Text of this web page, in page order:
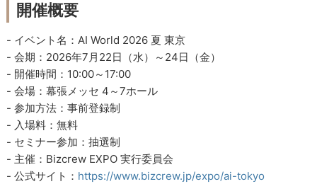
開催概要
- イベント名：AI World 2026 夏 東京
- 会期：2026年7月22日（水）～24日（金）
- 開催時間：10:00～17:00
- 会場：幕張メッセ 4～7ホール
- 参加方法：事前登録制
- 入場料：無料
- セミナー参加：抽選制
- 主催：Bizcrew EXPO 実行委員会
- 公式サイト： https://www.bizcrew.jp/expo/ai-tokyo